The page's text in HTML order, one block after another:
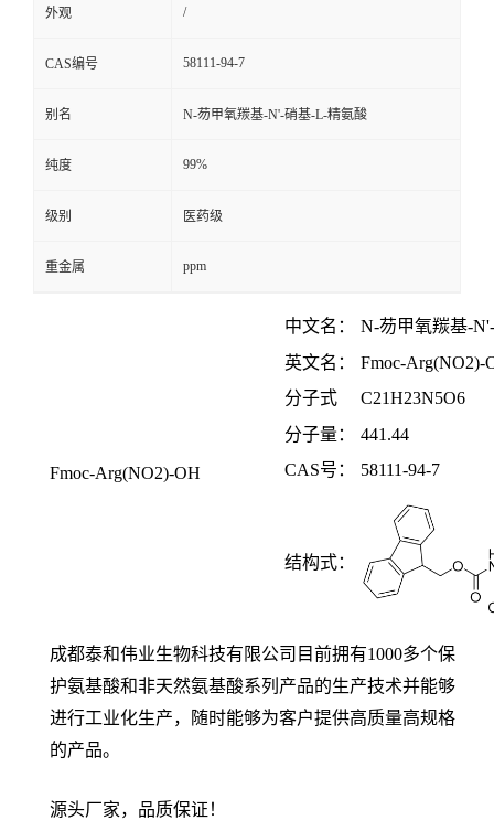
外观 /
CAS编号 58111-94-7
别名 N-芴甲氧羰基-N'-硝基-L-精氨酸
纯度 99%
级别 医药级
重金属 ppm
Fmoc-Arg(NO2)-OH
中文名： N-芴甲氧羰基-N'-
英文名：
Fmoc-Arg(NO2)-
分子式
C21H23N5O6
分子量：
441.44
CAS号： 58111-94-7
结构式：
成都泰和伟业生物科技有限公司目前拥有1000多个保
护氨基酸和非天然氨基酸系列产品的生产技术并能够
进行工业化生产，随时能够为客户提供高质量高规格
的产品。
源头厂家，品质保证！